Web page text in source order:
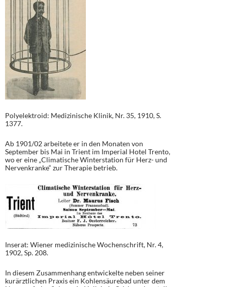
Polyelektroid: Medizinische Klinik, Nr. 35, 1910, S.
1377.
Ab 1901/02 arbeitete er in den Monaten von
September bis Mai in Trient im Imperial Hotel Trento,
wo er eine „Climatische Winterstation für Herz- und
Nervenkranke“ zur Therapie betrieb.
Inserat: Wiener medizinische Wochenschrift, Nr. 4,
1902, Sp. 208.
In diesem Zusammenhang entwickelte neben seiner
kurärztlichen Praxis ein Kohlensäurebad unter dem